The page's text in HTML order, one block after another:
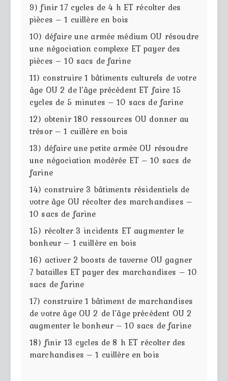
9) finir 17 cycles de 4 h ET récolter des
pièces – 1 cuillère en bois
10) défaire une armée médium OU résoudre
une négociation complexe ET payer des
pièces – 10 sacs de farine
11) construire 1 bâtiments culturels de votre
âge OU 2 de l’âge précédent ET faire 15
cycles de 5 minutes – 10 sacs de farine
12) obtenir 180 ressources OU donner au
trésor – 1 cuillère en bois
13) défaire une petite armée OU résoudre
une négociation modérée ET – 10 sacs de
farine
14) construire 3 bâtiments résidentiels de
votre âge OU récolter des marchandises –
10 sacs de farine
15) récolter 3 incidents ET augmenter le
bonheur – 1 cuillère en bois
16) activer 2 boosts de taverne OU gagner
7 batailles ET payer des marchandises – 10
sacs de farine
17) construire 1 bâtiment de marchandises
de votre âge OU 2 de l’âge précédent OU 2
augmenter le bonheur – 10 sacs de farine
18) finir 13 cycles de 8 h ET récolter des
marchandises – 1 cuillère en bois